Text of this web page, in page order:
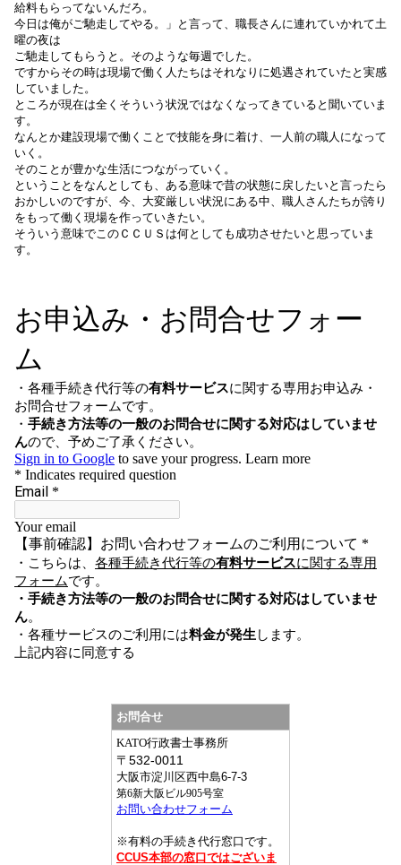
給料もらってないんだろ。
今日は俺がご馳走してやる。」と言って、職長さんに連れていかれて土
曜の夜は
ご馳走してもらうと。 そのような毎週でした。
ですからその時は現場で働く人たちはそれなりに処遇されていたと実感
していました。
ところが現在は全くそういう状況ではなくなってきていると聞いていま
す。
なんとか建設現場で働くことで技能を身に着け、一人前の職人になって
いく。
そのことが豊かな生活につながっていく。
ということをなんとしても、ある意味で昔の状態に戻したいと言ったら
おかしいのですが、今、大変厳しい状況にある中、職人さんたちが誇り
をもって働く現場を作っていきたい。
そういう意味でこのＣＣＵＳは何としても成功させたいと思っていま
す。
お問合せ
KATO行政書士事務所
〒 532-0011
大阪市淀川区西中島6-7-3
第6新大阪ビル905号室
お問い合わせフォーム
※有料の手続き代行窓口です。
CCUS本部の窓口ではございま